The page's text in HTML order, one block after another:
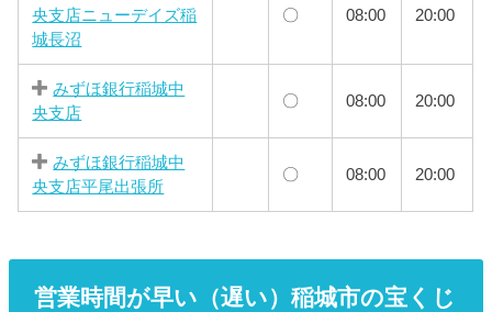
央支店ニューデイズ稲
城長沼
〇 08:00 20:00
みずほ銀行稲城中
央支店
〇 08:00 20:00
みずほ銀行稲城中
央支店平尾出張所
〇 08:00 20:00
営業時間が早い（遅い）稲城市の宝くじ